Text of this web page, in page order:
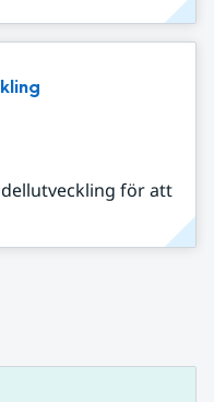
för att